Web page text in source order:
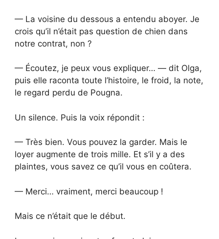
— La voisine du dessous a entendu aboyer. Je
crois qu’il n’était pas question de chien dans
notre contrat, non ?
— Écoutez, je peux vous expliquer… — dit Olga,
puis elle raconta toute l’histoire, le froid, la note,
le regard perdu de Pougna.
Un silence. Puis la voix répondit :
— Très bien. Vous pouvez la garder. Mais le
loyer augmente de trois mille. Et s’il y a des
plaintes, vous savez ce qu’il vous en coûtera.
— Merci… vraiment, merci beaucoup !
Mais ce n’était que le début.